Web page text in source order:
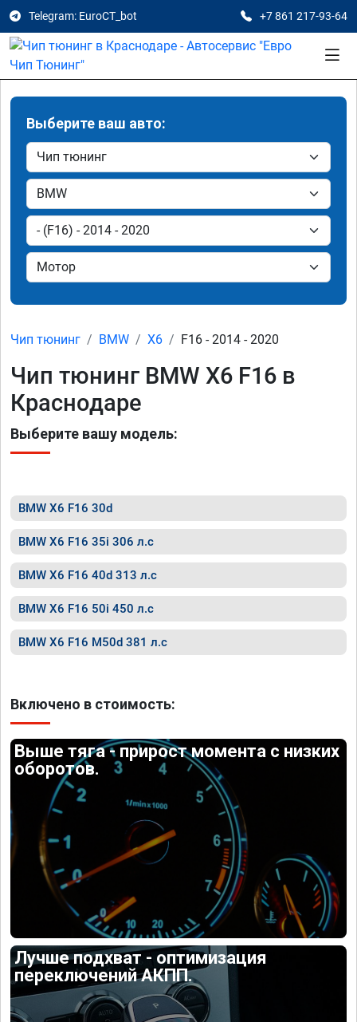
Telegram: EuroCT_bot +7 861 217-93-64
Выберите ваш авто:
Чип тюнинг BMW X6 F16 - 2014 - 2020
Чип тюнинг BMW X6 F16 в
Краснодаре
Выберите вашу модель:
BMW X6 F16 30d
BMW X6 F16 35i 306 л.с
BMW X6 F16 40d 313 л.с
BMW X6 F16 50i 450 л.с
BMW X6 F16 M50d 381 л.с
Включено в стоимость:
Выше тяга - прирост момента с низких
оборотов.
Лучше подхват - оптимизация
переключений АКПП.